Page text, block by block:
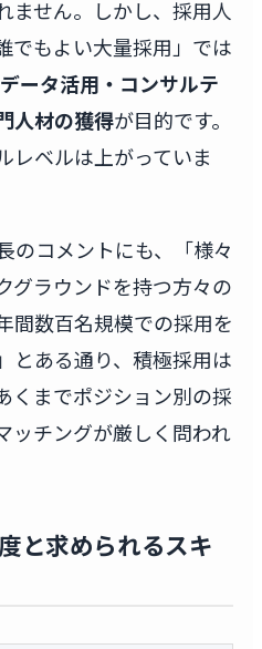
ません。しかし、採用人
でもよい大量採用」では
ータ活用・コンサルテ
人材の獲得が目的です。
レベルは上がっていま
のコメントにも、「様々
グラウンドを持つ方々の
間数百名規模での採用を
とある通り、積極採用は
くまでポジション別の採
ッチングが厳しく問われ
と求められるスキ